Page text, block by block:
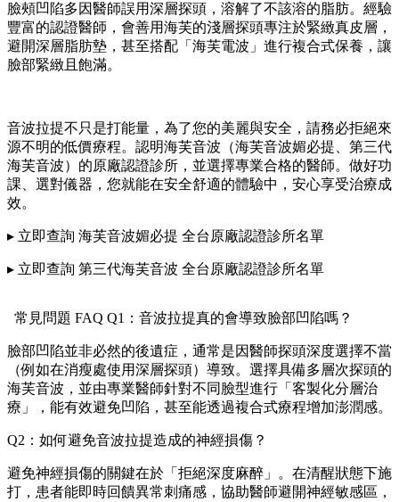
臉頰凹陷多因醫師誤用深層探頭，溶解了不該溶的脂肪。經驗
豐富的認證醫師，會善用海芙的淺層探頭專注於緊緻真皮層，
避開深層脂肪墊，甚至搭配「海芙電波」進行複合式保養，讓
臉部緊緻且飽滿。
音波拉提不只是打能量，為了您的美麗與安全，請務必拒絕來
源不明的低價療程。認明海芙音波（海芙音波媚必提、第三代
海芙音波）的原廠認證診所，並選擇專業合格的醫師。做好功
課、選對儀器，您就能在安全舒適的體驗中，安心享受治療成
效。
▸ 立即查詢 海芙音波媚必提 全台原廠認證診所名單
▸ 立即查詢 第三代海芙音波 全台原廠認證診所名單
常見問題 FAQ Q1：音波拉提真的會導致臉部凹陷嗎？
臉部凹陷並非必然的後遺症，通常是因醫師探頭深度選擇不當
（例如在消瘦處使用深層探頭）導致。選擇具備多層次探頭的
海芙音波，並由專業醫師針對不同臉型進行「客製化分層治
療」，能有效避免凹陷，甚至能透過複合式療程增加澎潤感。
Q2：如何避免音波拉提造成的神經損傷？
避免神經損傷的關鍵在於「拒絕深度麻醉」。在清醒狀態下施
打，患者能即時回饋異常刺痛感，協助醫師避開神經敏感區，